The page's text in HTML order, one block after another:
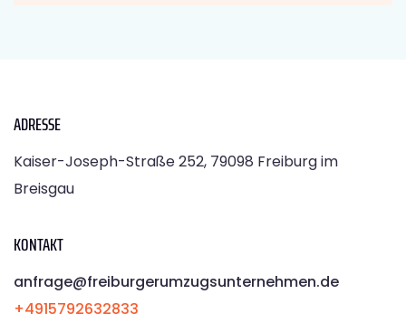
ADRESSE
Kaiser-Joseph-Straße 252, 79098 Freiburg im
Breisgau
KONTAKT
anfrage@freiburgerumzugsunternehmen.de
+4915792632833